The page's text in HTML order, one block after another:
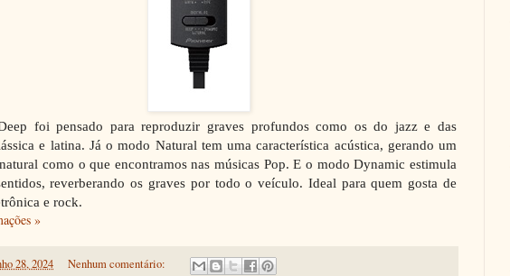
foi pensado para reproduzir graves profundos como os do jazz e das
e latina. Já o modo Natural tem uma característica acústica, gerando um
como o que encontramos nas músicas Pop. E o modo Dynamic estimula
reverberando os graves por todo o veículo. Ideal para quem gosta de
e rock.
»
28, 2024
Nenhum comentário: